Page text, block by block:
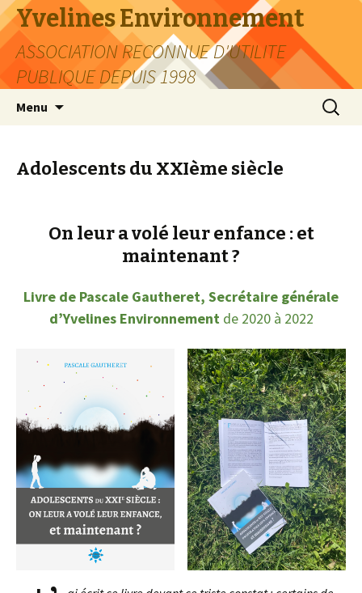
Yvelines Environnement
ASSOCIATION RECONNUE D'UTILITE
PUBLIQUE DEPUIS 1998
Menu
Adolescents du XXIème siècle
On leur a volé leur enfance : et
maintenant ?
Livre de Pascale Gautheret, Secrétaire générale
d’Yvelines Environnementde 2020 à 2022